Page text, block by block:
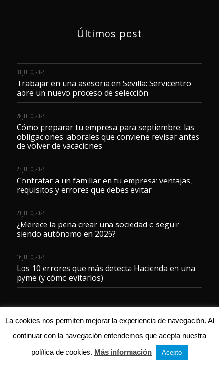
Últimos post
31 JULIO, 2026
Trabajar en una asesoría en Sevilla: Servicentro
abre un nuevo proceso de selección
28 JULIO, 2026
Cómo preparar tu empresa para septiembre: las
obligaciones laborales que conviene revisar antes
de volver de vacaciones
23 JULIO, 2026
Contratar a un familiar en tu empresa: ventajas,
requisitos y errores que debes evitar
21 JULIO, 2026
¿Merece la pena crear una sociedad o seguir
siendo autónomo en 2026?
16 JULIO, 2026
Los 10 errores que más detecta Hacienda en una
pyme (y cómo evitarlos)
Aviso legal
La cookies nos permiten mejorar la experiencia de navegación. Al
continuar con la navegación entendemos que acepta nuestra
política de cookies. Más información Acepto